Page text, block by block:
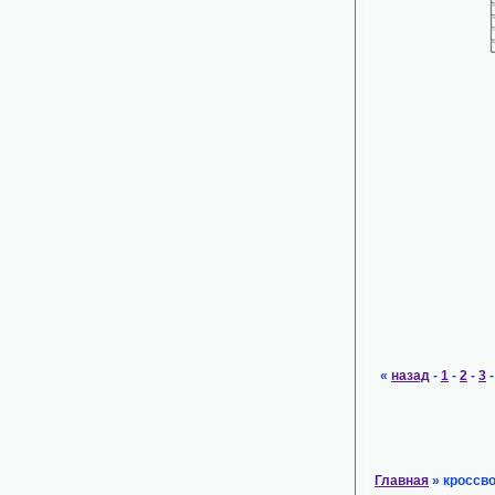
« назад - 1 - 2 - 3
Главная »